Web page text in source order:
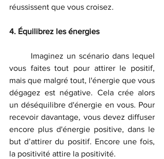
réussissent que vous croisez.
4. Équilibrez les énergies
vous faites tout pour attirer le positif,
mais que malgré tout, l'énergie que vous
dégagez est négative. Cela crée alors
un déséquilibre d'énergie en vous. Pour
recevoir davantage, vous devez diffuser
encore plus d'énergie positive, dans le
but d’attirer du positif. Encore une fois,
la positivité attire la positivité.